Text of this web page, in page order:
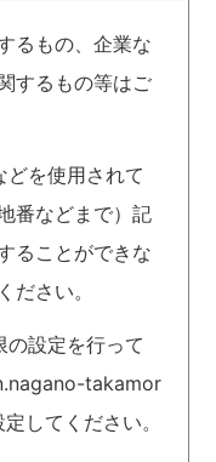
るもの、企業な
するもの等はご
を使用されて
番などまで）記
ることができな
ださい。
設定を行って
takamor
してください。